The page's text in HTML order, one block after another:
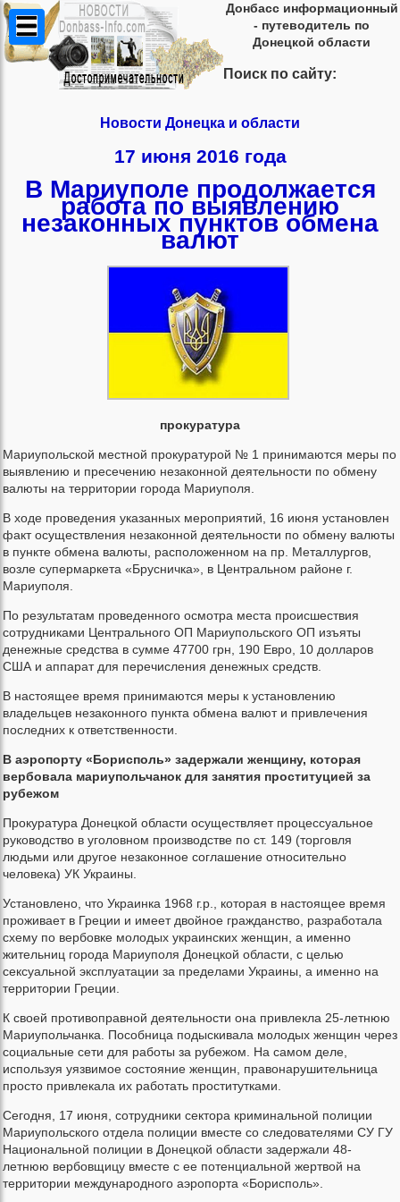
Донбасс информационный
- путеводитель по
Донецкой области
Поиск по сайту:
Новости Донецка и области
17 июня 2016 года
В Мариуполе продолжается
работа по выявлению
незаконных пунктов обмена
валют
прокуратура
Мариупольской местной прокуратурой № 1 принимаются меры по
выявлению и пресечению незаконной деятельности по обмену
валюты на территории города Мариуполя.
В ходе проведения указанных мероприятий, 16 июня установлен
факт осуществления незаконной деятельности по обмену валюты
в пункте обмена валюты, расположенном на пр. Металлургов,
возле супермаркета «Брусничка», в Центральном районе г.
Мариуполя.
По результатам проведенного осмотра места происшествия
сотрудниками Центрального ОП Мариупольского ОП изъяты
денежные средства в сумме 47700 грн, 190 Евро, 10 долларов
США и аппарат для перечисления денежных средств.
В настоящее время принимаются меры к установлению
владельцев незаконного пункта обмена валют и привлечения
последних к ответственности.
В аэропорту «Борисполь» задержали женщину, которая
вербовала мариупольчанок для занятия проституцией за
рубежом
Прокуратура Донецкой области осуществляет процессуальное
руководство в уголовном производстве по ст. 149 (торговля
людьми или другое незаконное соглашение относительно
человека) УК Украины.
Установлено, что Украинка 1968 г.р., которая в настоящее время
проживает в Греции и имеет двойное гражданство, разработала
схему по вербовке молодых украинских женщин, а именно
жительниц города Мариуполя Донецкой области, с целью
сексуальной эксплуатации за пределами Украины, а именно на
территории Греции.
К своей противоправной деятельности она привлекла 25-летнюю
Мариупольчанка. Пособница подыскивала молодых женщин через
социальные сети для работы за рубежом. На самом деле,
используя уязвимое состояние женщин, правонарушительница
просто привлекала их работать проститутками.
Сегодня, 17 июня, сотрудники сектора криминальной полиции
Мариупольского отдела полиции вместе со следователями СУ ГУ
Национальной полиции в Донецкой области задержали 48-
летнюю вербовщицу вместе с ее потенциальной жертвой на
территории международного аэропорта «Борисполь».